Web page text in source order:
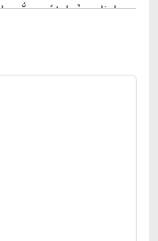
sắc nét, bản dịch
đến trải nghiệm
miễn phí cho